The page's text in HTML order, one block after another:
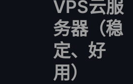
VPS云服
务器（稳
定、好
用）